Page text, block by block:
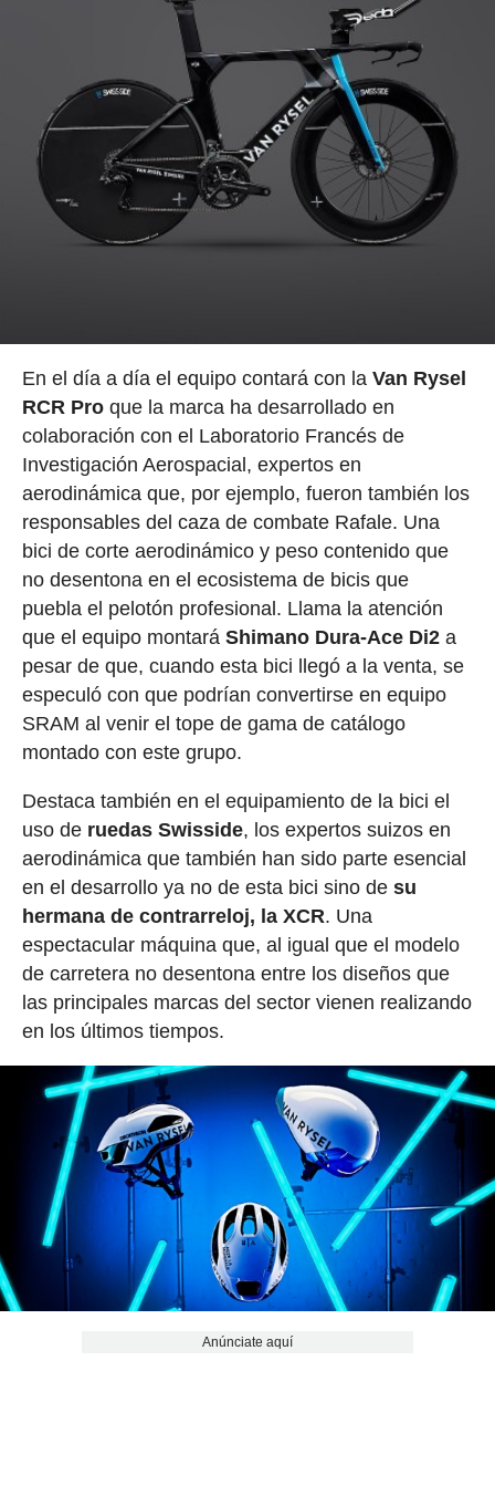
En el día a día el equipo contará con la Van Rysel
RCR Proque la marca ha desarrollado en
colaboración con el Laboratorio Francés de
Investigación Aerospacial, expertos en
aerodinámica que, por ejemplo, fueron también los
responsables del caza de combate Rafale. Una
bici de corte aerodinámico y peso contenido que
no desentona en el ecosistema de bicis que
puebla el pelotón profesional. Llama la atención
que el equipo montará Shimano Dura-Ace Di2a
pesar de que, cuando esta bici llegó a la venta, se
especuló con que podrían convertirse en equipo
SRAM al venir el tope de gama de catálogo
montado con este grupo.
Destaca también en el equipamiento de la bici el
uso deruedas Swisside, los expertos suizos en
aerodinámica que también han sido parte esencial
en el desarrollo ya no de esta bici sino de su
hermana de contrarreloj, la XCR. Una
espectacular máquina que, al igual que el modelo
de carretera no desentona entre los diseños que
las principales marcas del sector vienen realizando
en los últimos tiempos.
Anúnciate aquí